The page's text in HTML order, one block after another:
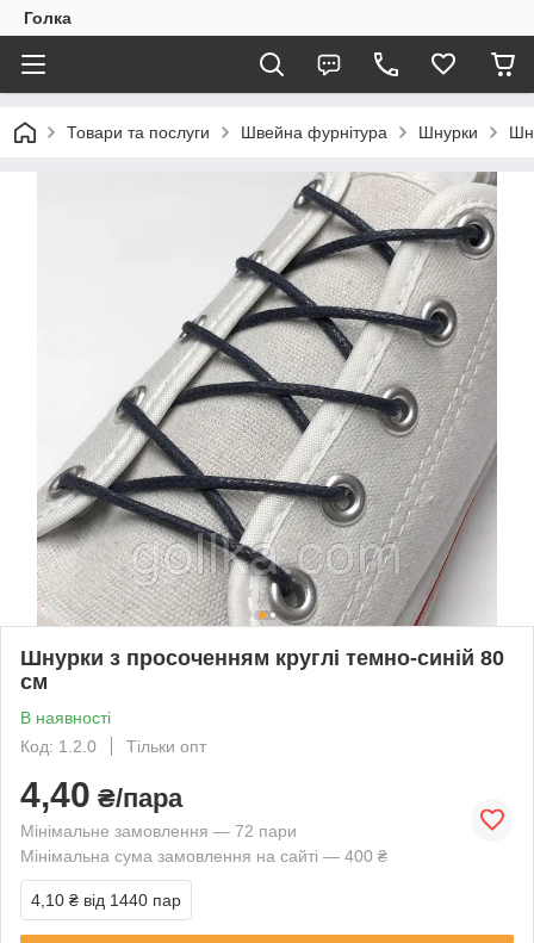
Голка
Товари та послуги Швейна фурнітура Шнурки
Шнурки з просоченням круглі темно-синій 80
см
В наявності
Код: 1.2.0
Тільки опт
4,40 ₴/пара
Мінімальне замовлення — 72 пари
Мінімальна сума замовлення на сайті — 400 ₴
4,10 ₴ від 1440 пар